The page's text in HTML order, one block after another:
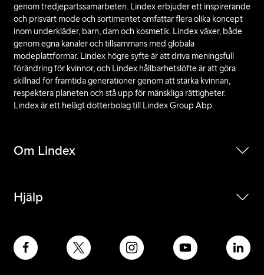
genom tredjepartssamarbeten. Lindex erbjuder ett inspirerande
och prisvärt mode och sortimentet omfattar flera olika koncept
inom underkläder, barn, dam och kosmetik. Lindex växer, både
genom egna kanaler och tillsammans med globala
modeplattformar. Lindex högre syfte är att driva meningsfull
förändring för kvinnor, och Lindex hållbarhetslöfte är att göra
skillnad för framtida generationer genom att stärka kvinnan,
respektera planeten och stå upp för mänskliga rättigheter.
Lindex är ett helägt dotterbolag till Lindex Group Abp.
Om Lindex
Hjälp